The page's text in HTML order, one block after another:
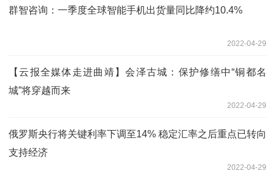
群智咨询：一季度全球智能手机出货量同比降约10.4%
2022-04-29
【云报全媒体走进曲靖】会泽古城：保护修缮中“铜都名
城”将穿越而来
2022-04-29
俄罗斯央行将关键利率下调至14% 稳定汇率之后重点已转向
支持经济
2022-04-29